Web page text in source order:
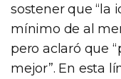
sostener que “la
mínimo de al
pero aclaró que
mejor”. En esta